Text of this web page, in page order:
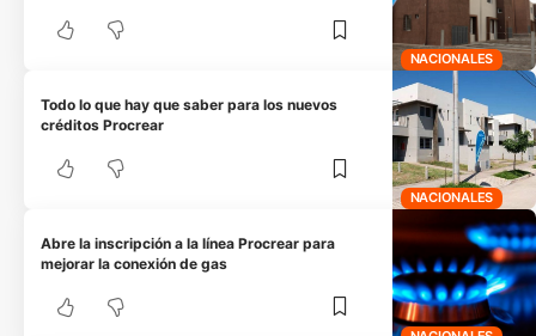
NACIONALES
NACIONALES
Todo lo que hay que saber para los nuevos
créditos Procrear
Abre la inscripción a la línea Procrear para
mejorar la conexión de gas